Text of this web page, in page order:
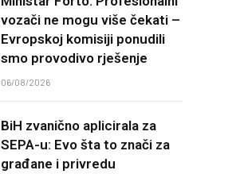
vozači ne mogu više čekati –
Evropskoj komisiji ponudili
smo provodivo rješenje
06/08/2026
BiH zvanično aplicirala za
SEPA-u: Evo šta to znači za
građane i privredu